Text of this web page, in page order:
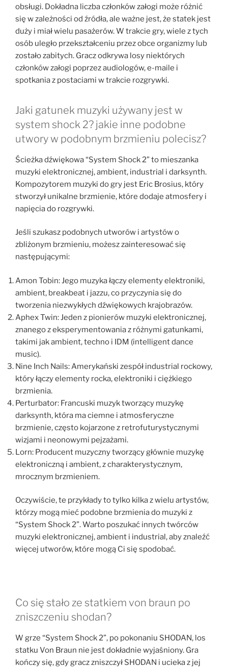
obsługi. Dokładna liczba członków załogi może różnić
się w zależności od źródła, ale ważne jest, że statek jest
duży i miał wielu pasażerów. W trakcie gry, wiele z tych
osób uległo przekształceniu przez obce organizmy lub
zostało zabitych. Gracz odkrywa losy niektórych
członków załogi poprzez audiologów, e-maile i
spotkania z postaciami w trakcie rozgrywki.
Jaki gatunek muzyki używany jest w
system shock 2? jakie inne podobne
utwory w podobnym brzmieniu polecisz?
Ścieżka dźwiękowa “System Shock 2” to mieszanka
muzyki elektronicznej, ambient, industrial i darksynth.
Kompozytorem muzyki do gry jest Eric Brosius, który
stworzył unikalne brzmienie, które dodaje atmosfery i
napięcia do rozgrywki.
Jeśli szukasz podobnych utworów i artystów o
zbliżonym brzmieniu, możesz zainteresować się
następującymi:
Amon Tobin: Jego muzyka łączy elementy elektroniki,
ambient, breakbeat i jazzu, co przyczynia się do
tworzenia niezwykłych dźwiękowych krajobrazów.
Aphex Twin: Jeden z pionierów muzyki elektronicznej,
znanego z eksperymentowania z różnymi gatunkami,
takimi jak ambient, techno i IDM (intelligent dance
music).
Nine Inch Nails: Amerykański zespół industrial rockowy,
który łączy elementy rocka, elektroniki i ciężkiego
brzmienia.
Perturbator: Francuski muzyk tworzący muzykę
darksynth, która ma ciemne i atmosferyczne
brzmienie, często kojarzone z retrofuturystycznymi
wizjami i neonowymi pejzażami.
Lorn: Producent muzyczny tworzący głównie muzykę
elektroniczną i ambient, z charakterystycznym,
mrocznym brzmieniem.
Oczywiście, te przykłady to tylko kilka z wielu artystów,
którzy mogą mieć podobne brzmienia do muzyki z
“System Shock 2”. Warto poszukać innych twórców
muzyki elektronicznej, ambient i industrial, aby znaleźć
więcej utworów, które mogą Ci się spodobać.
Co się stało ze statkiem von braun po
zniszczeniu shodan?
W grze “System Shock 2”, po pokonaniu SHODAN, los
statku Von Braun nie jest dokładnie wyjaśniony. Gra
kończy się, gdy gracz zniszczył SHODAN i ucieka z jej